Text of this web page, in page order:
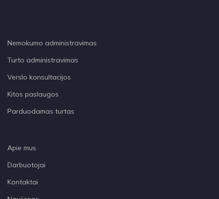
Nemokumo administravimas
Turto administravimas
Verslo konsultacijos
Kitos paslaugos
Parduodamas turtas
Apie mus
Darbuotojai
Kontaktai